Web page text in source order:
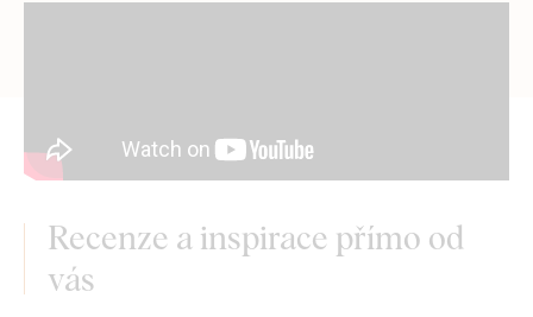
Recenze a inspirace přímo od
vás